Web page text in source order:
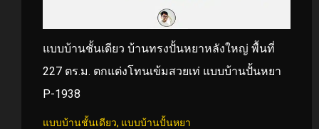
แบบบ้านชั้นเดียว บ้านทรงปั้นหยาหลังใหญ่ พื้นที่
227 ตร.ม. ตกแต่งโทนเข้มสวยเท่ แบบบ้านปั้นหยา
P-1938
แบบบ้านชั้นเดียว, แบบบ้านปั้นหยา